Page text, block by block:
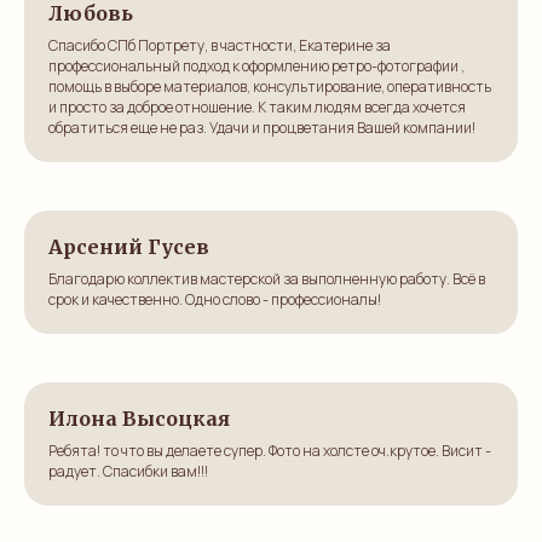
претензии и недовольство. Спасибо за понимание.
Любовь
Спасибо СПб Портрету, в частности, Екатерине за
профессиональный подход к оформлению ретро-фотографии ,
помощь в выборе материалов, консультирование, оперативность
и просто за доброе отношение. К таким людям всегда хочется
обратиться еще не раз. Удачи и процветания Вашей компании!
Арсений Гусев
Благодарю коллектив мастерской за выполненную работу. Всё в
срок и качественно. Одно слово - профессионалы!
Илона Высоцкая
Ребята! то что вы делаете супер. Фото на холсте оч.крутое. Висит -
радует. Спасибки вам!!!